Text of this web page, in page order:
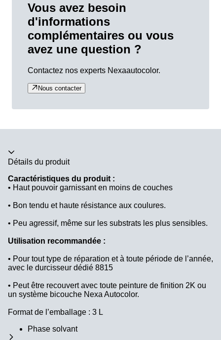
Vous avez besoin
d'informations
complémentaires ou vous
avez une question ?
Contactez nos experts Nexaautocolor.
Nous contacter
Accordéon fermé
Détails du produit
Caractéristiques du produit :
• Haut pouvoir garnissant en moins de couches
• Bon tendu et haute résistance aux coulures.
• Peu agressif, même sur les substrats les plus sensibles.
Utilisation recommandée :
• Pour tout type de réparation et à toute période de l’année,
avec le durcisseur dédié 8815
• Peut être recouvert avec toute peinture de finition 2K ou
un système bicouche Nexa Autocolor.
Format de l’emballage : 3 L
Phase solvant